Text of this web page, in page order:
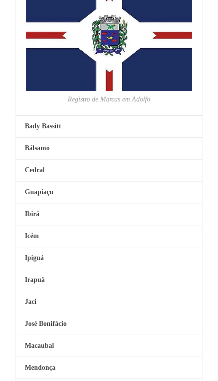
Registro de Marcas em Adolfo
Bady Bassitt
Bálsamo
Cedral
Guapiaçu
Ibirá
Icém
Ipiguá
Irapuã
Jaci
José Bonifácio
Macaubal
Mendonça